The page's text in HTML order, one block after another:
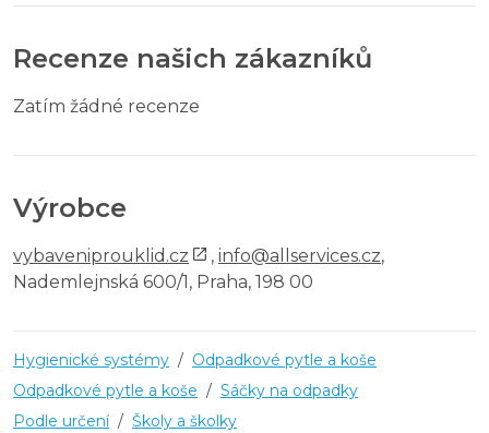
Recenze našich zákazníků
Zatím žádné recenze
Výrobce
vybaveniprouklid.cz , info@allservices.cz,
Nademlejnská 600/1, Praha, 198 00
Hygienické systémy / Odpadkové pytle a koše
Odpadkové pytle a koše / Sáčky na odpadky
Podle určení / Školy a školky